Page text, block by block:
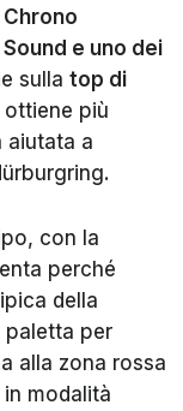
e uno dei
sulla top di
più
aiutata a
con la
perché
della
paletta per
alla zona rossa
modalità